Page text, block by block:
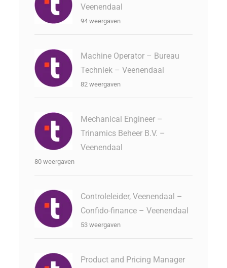
Veenendaal
94 weergaven
Machine Operator – Bureau
Techniek – Veenendaal
82 weergaven
Mechanical Engineer –
Trinamics Beheer B.V. –
Veenendaal
80 weergaven
Controleleider, Veenendaal –
Confido-finance – Veenendaal
53 weergaven
Product and Pricing Manager